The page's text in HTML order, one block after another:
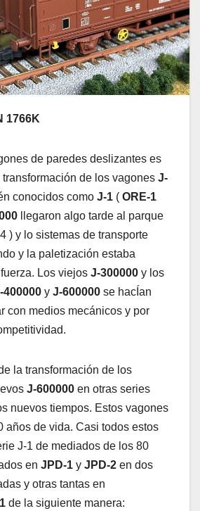
1766K
de paredes deslizantes es
de los vagones J-
conocidos como J-1 ( ORE-1
llegaron algo tarde al parque
) y lo sistemas de transporte
y la paletización estaba
Los viejos J-300000 y los
400000 y J-600000 se hacÍan
con medios mecánicos y por
la transformación de los
J-600000 en otras series
nuevos tiempos. Estos vagones
años de vida. Casi todos estos
J-1 de mediados de los 80
en JPD-1 y JPD-2 en dos
y otras tantas en
de la siguiente manera: